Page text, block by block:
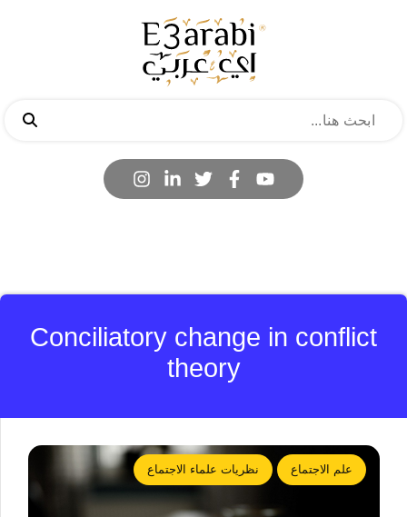
Conciliatory change in conflict
theory
علم الاجتماع نظريات علماء الاجتماع